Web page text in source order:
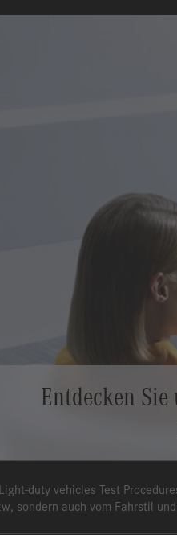
Entdecken
duty vehicles Test
sondern auch vom Fahrstil